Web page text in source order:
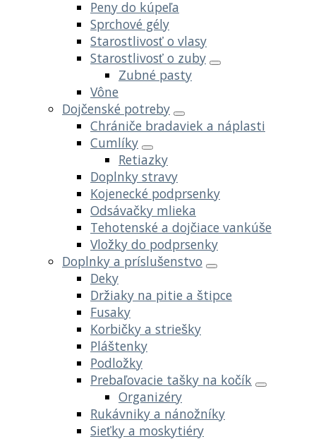
Peny do kúpeľa
Sprchové gély
Starostlivosť o vlasy
Starostlivosť o zuby
Zubné pasty
Vône
Dojčenské potreby
Chrániče bradaviek a náplasti
Cumlíky
Retiazky
Doplnky stravy
Kojenecké podprsenky
Odsávačky mlieka
Tehotenské a dojčiace vankúše
Vložky do podprsenky
Doplnky a príslušenstvo
Deky
Držiaky na pitie a štipce
Fusaky
Korbičky a striešky
Pláštenky
Podložky
Prebaľovacie tašky na kočík
Organizéry
Rukávniky a nánožníky
Sieťky a moskytiéry